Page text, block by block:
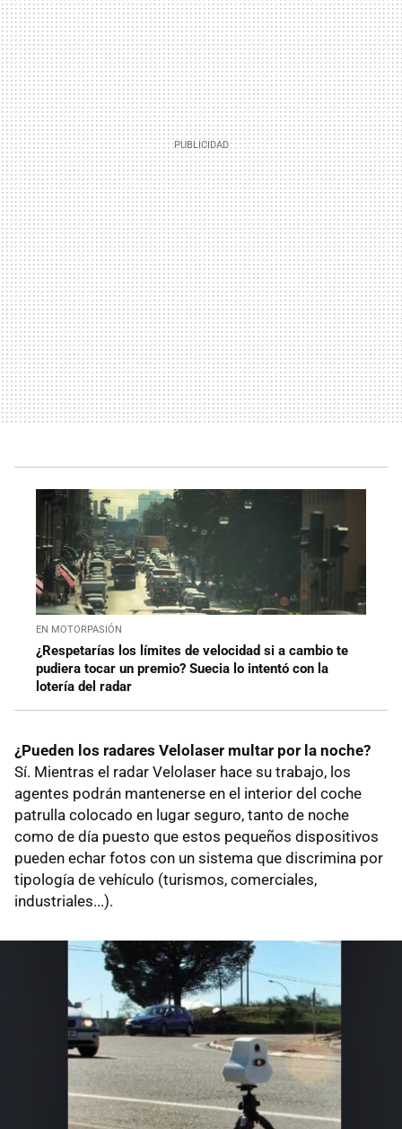
EN MOTORPASIÓN
¿Respetarías los límites de velocidad si a cambio te
pudiera tocar un premio? Suecia lo intentó con la
lotería del radar
¿Pueden los radares Velolaser multar por la noche?
Sí. Mientras el radar Velolaser hace su trabajo, los
agentes podrán mantenerse en el interior del coche
patrulla colocado en lugar seguro, tanto de noche
como de día puesto que estos pequeños dispositivos
pueden echar fotos con un sistema que discrimina por
tipología de vehículo (turismos, comerciales,
industriales...).